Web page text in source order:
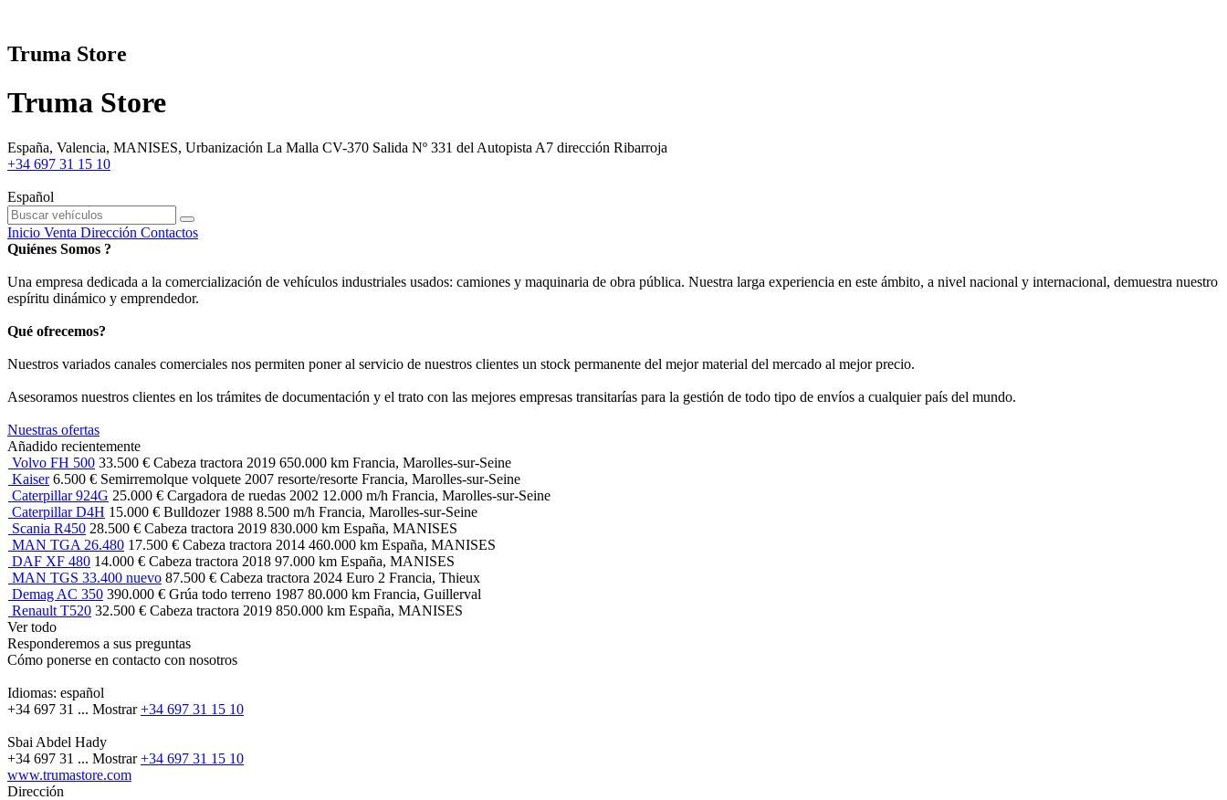
Truma Store
Truma Store
España, Valencia, MANISES, Urbanización La Malla CV-370 Salida Nº 331 del Autopista A7 dirección Ribarroja
+34 697 31 15 10
Español
Inicio Venta Dirección Contactos
Quiénes Somos ?
Una empresa dedicada a la comercialización de vehículos industriales usados: camiones y maquinaria de obra pública. Nuestra larga experiencia en este ámbito, a nivel nacional y internacional, demuestra nuestro
espíritu dinámico y emprendedor.
Qué ofrecemos?
Nuestros variados canales comerciales nos permiten poner al servicio de nuestros clientes un stock permanente del mejor material del mercado al mejor precio.
Asesoramos nuestros clientes en los trámites de documentación y el trato con las mejores empresas transitarías para la gestión de todo tipo de envíos a cualquier país del mundo.
Nuestras ofertas
Añadido recientemente
Volvo FH 500 33.500 € Cabeza tractora 2019 650.000 km Francia, Marolles-sur-Seine
Kaiser 6.500 € Semirremolque volquete 2007 resorte/resorte Francia, Marolles-sur-Seine
Caterpillar 924G 25.000 € Cargadora de ruedas 2002 12.000 m/h Francia, Marolles-sur-Seine
Caterpillar D4H 15.000 € Bulldozer 1988 8.500 m/h Francia, Marolles-sur-Seine
Scania R450 28.500 € Cabeza tractora 2019 830.000 km España, MANISES
MAN TGA 26.480 17.500 € Cabeza tractora 2014 460.000 km España, MANISES
DAF XF 480 14.000 € Cabeza tractora 2018 97.000 km España, MANISES
MAN TGS 33.400 nuevo 87.500 € Cabeza tractora 2024 Euro 2 Francia, Thieux
Demag AC 350 390.000 € Grúa todo terreno 1987 80.000 km Francia, Guillerval
Renault T520 32.500 € Cabeza tractora 2019 850.000 km España, MANISES
Ver todo
Responderemos a sus preguntas
Cómo ponerse en contacto con nosotros
Idiomas: español
+34 697 31 ... Mostrar+34 697 31 15 10
Sbai Abdel Hady
+34 697 31 ... Mostrar+34 697 31 15 10
www.trumastore.com
Dirección